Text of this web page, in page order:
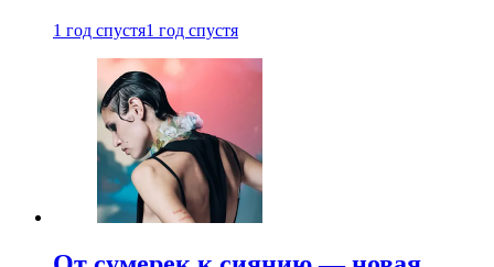
1 год спустя1 год спустя